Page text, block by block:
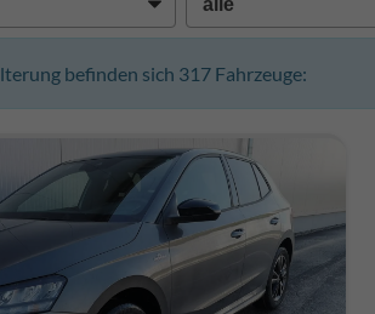
befinden sich 317 Fahrzeuge: